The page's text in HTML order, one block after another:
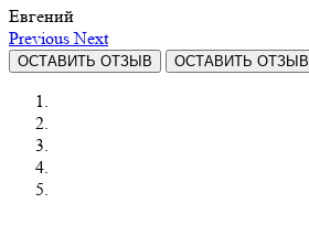
Евгений
Previous Next
ОСТАВИТЬ ОТЗЫВ ОСТАВИТЬ ОТЗЫВ